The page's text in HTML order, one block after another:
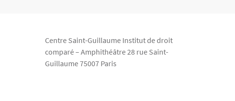
Centre Saint-Guillaume Institut de droit
comparé – Amphithéâtre 28 rue Saint-
Guillaume 75007 Paris